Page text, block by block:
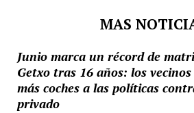
MAS
Junio marca un récord de
Getxo tras 16 años: los
más coches a las políticas
privado